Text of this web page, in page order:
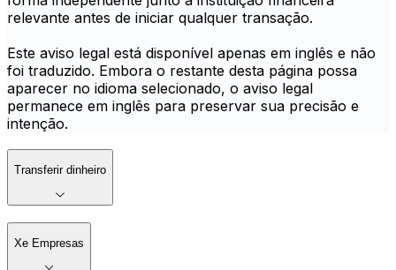
relevante antes de iniciar qualquer transação.
Este aviso legal está disponível apenas em inglês e não
foi traduzido. Embora o restante desta página possa
aparecer no idioma selecionado, o aviso legal
permanece em inglês para preservar sua precisão e
intenção.
Transferir dinheiro
Xe Empresas